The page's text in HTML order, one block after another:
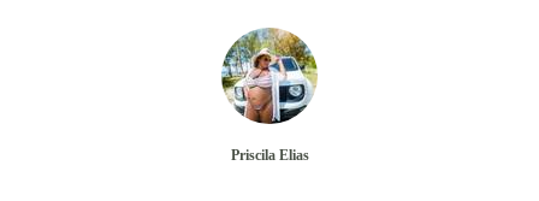
Priscila Elias